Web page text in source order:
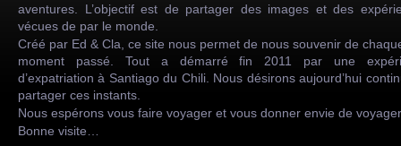
aventures. L’objectif est de partager des images et des
vécues de par le monde.
Créé par Ed & Cla, ce site nous permet de nous souvenir de
moment passé. Tout a démarré fin 2011 par une
d’expatriation à Santiago du Chili. Nous désirons aujourd’hui
partager ces instants.
Nous espérons vous faire voyager et vous donner envie de
Bonne visite…